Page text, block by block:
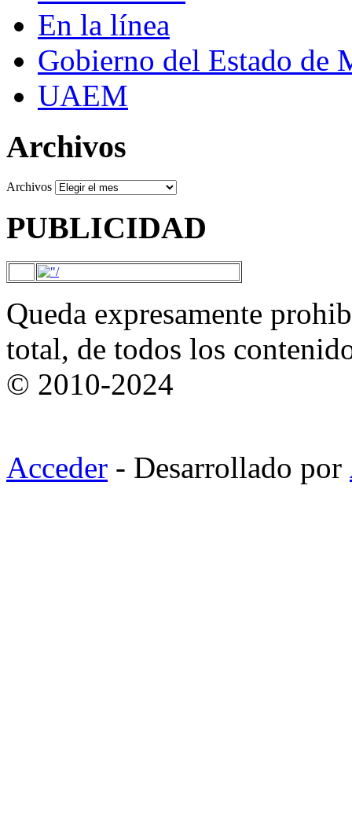
En la línea
Gobierno del Estado de
UAEM
Archivos
Archivos
PUBLICIDAD
Queda expresamente
total, de todos los
© 2010-2024
Acceder - Desarrollado por